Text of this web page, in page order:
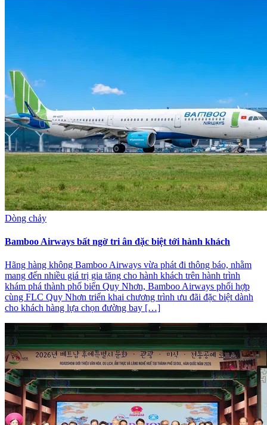
Dòng chảy
Bamboo Airways bất ngờ tri ân đặc biệt tới hành khách
Hãng hàng không Bamboo Airways vừa phát đi thông báo, nhằm
mang đến nhiều giá trị gia tăng cho hành khách trên hành trình
khám phá thành phố biển Quy Nhơn, Bamboo Airways phối hợp
cùng FLC Quy Nhơn triển khai chương trình ưu đãi đặc biệt dành
cho khách hàng lựa chọn đường bay […]